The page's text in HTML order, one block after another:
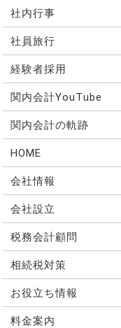
社内行事
社員旅行
経験者採用
関内会計YouTube
関内会計の軌跡
HOME
会社情報
会社設立
税務会計顧問
相続税対策
お役立ち情報
料金案内